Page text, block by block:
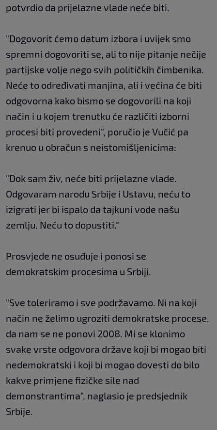
potvrdio da prijelazne vlade neće biti.
"Dogovorit ćemo datum izbora i uvijek smo
spremni dogovoriti se, ali to nije pitanje nečije
partijske volje nego svih političkih čimbenika.
Neće to određivati manjina, ali i većina će biti
odgovorna kako bismo se dogovorili na koji
način i u kojem trenutku će različiti izborni
procesi biti provedeni", poručio je Vučić pa
krenuo u obračun s neistomišljenicima:
"Dok sam živ, neće biti prijelazne vlade.
Odgovaram narodu Srbije i Ustavu, neću to
izigrati jer bi ispalo da tajkuni vode našu
zemlju. Neću to dopustiti."
Prosvjede ne osuđuje i ponosi se
demokratskim procesima u Srbiji.
"Sve toleriramo i sve podržavamo. Ni na koji
način ne želimo ugroziti demokratske procese,
da nam se ne ponovi 2008. Mi se klonimo
svake vrste odgovora države koji bi mogao biti
nedemokratski i koji bi mogao dovesti do bilo
kakve primjene fizičke sile nad
demonstrantima", naglasio je predsjednik
Srbije.